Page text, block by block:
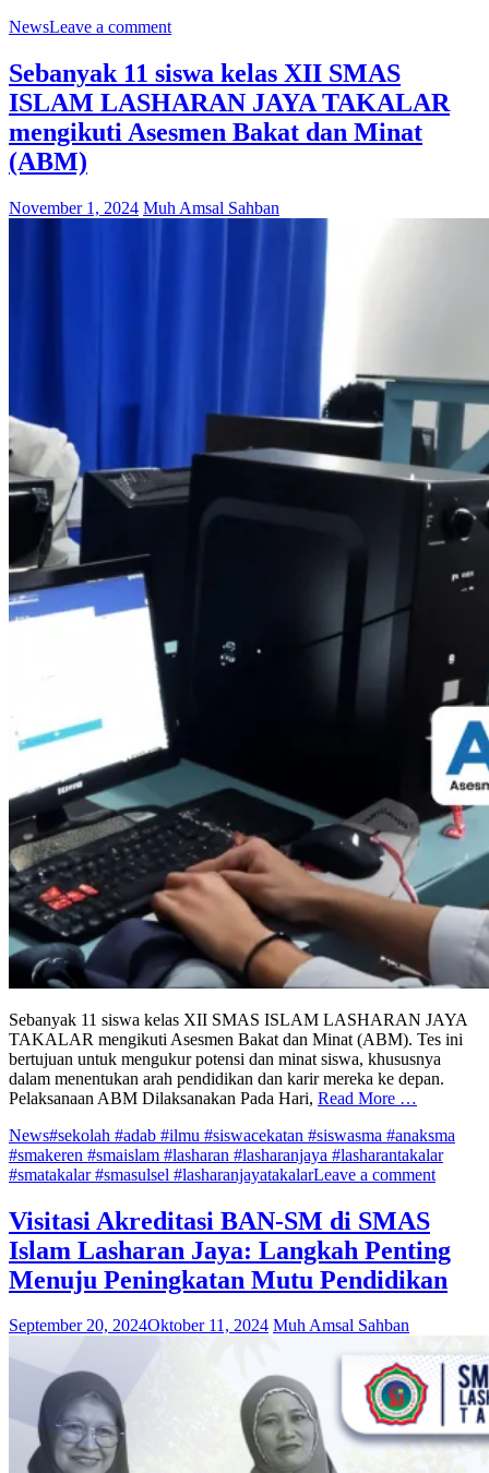
NewsLeave a comment
Sebanyak 11 siswa kelas XII SMAS
ISLAM LASHARAN JAYA TAKALAR
mengikuti Asesmen Bakat dan Minat
(ABM)
November 1, 2024 Muh Amsal Sahban
Sebanyak 11 siswa kelas XII SMAS ISLAM LASHARAN JAYA
TAKALAR mengikuti Asesmen Bakat dan Minat (ABM). Tes ini
bertujuan untuk mengukur potensi dan minat siswa, khususnya
dalam menentukan arah pendidikan dan karir mereka ke depan.
Pelaksanaan ABM Dilaksanakan Pada Hari, Read More …
News#sekolah #adab #ilmu #siswacekatan #siswasma #anaksma
#smakeren #smaislam #lasharan #lasharanjaya #lasharantakalar
#smatakalar #smasulsel #lasharanjayatakalarLeave a comment
Visitasi Akreditasi BAN-SM di SMAS
Islam Lasharan Jaya: Langkah Penting
Menuju Peningkatan Mutu Pendidikan
September 20, 2024Oktober 11, 2024 Muh Amsal Sahban